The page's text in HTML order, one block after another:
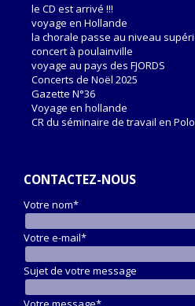
le CD est arrivé !!!
voyage en Hollande
la chorale passe au niveau
concert à poulainville
voyage au pays des FJORDS
Concerts de Noël 2025
Gazette N°36
Voyage en hollande
CR du séminaire de travail en
CONTACTEZ-NOUS
Votre nom*
Votre e-mail*
Sujet de votre message